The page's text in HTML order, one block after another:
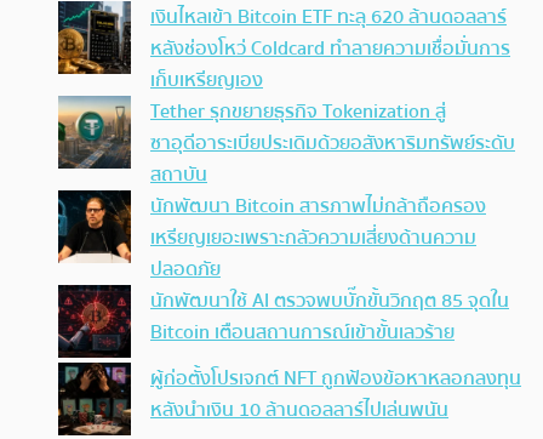
เงินไหลเข้า Bitcoin ETF ทะลุ 620 ล้านดอลลาร์
หลังช่องโหว่ Coldcard ทำลายความเชื่อมั่นการ
เก็บเหรียญเอง
Tether รุกขยายธุรกิจ Tokenization สู่
ซาอุดีอาระเบียประเดิมด้วยอสังหาริมทรัพย์ระดับ
สถาบัน
นักพัฒนา Bitcoin สารภาพไม่กล้าถือครอง
เหรียญเยอะเพราะกลัวความเสี่ยงด้านความ
ปลอดภัย
นักพัฒนาใช้ AI ตรวจพบบั๊กขั้นวิกฤต 85 จุดใน
Bitcoin เตือนสถานการณ์เข้าขั้นเลวร้าย
ผู้ก่อตั้งโปรเจกต์ NFT ถูกฟ้องข้อหาหลอกลงทุน
หลังนำเงิน 10 ล้านดอลลาร์ไปเล่นพนัน